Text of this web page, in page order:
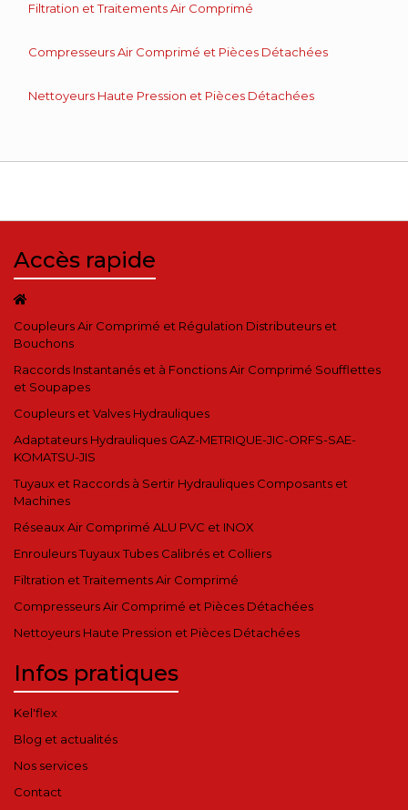
Filtration et Traitements Air Comprimé
Compresseurs Air Comprimé et Pièces Détachées
Nettoyeurs Haute Pression et Pièces Détachées
Accès rapide
Coupleurs Air Comprimé et Régulation Distributeurs et
Bouchons
Raccords Instantanés et à Fonctions Air Comprimé Soufflettes
et Soupapes
Coupleurs et Valves Hydrauliques
Adaptateurs Hydrauliques GAZ-METRIQUE-JIC-ORFS-SAE-
KOMATSU-JIS
Tuyaux et Raccords à Sertir Hydrauliques Composants et
Machines
Réseaux Air Comprimé ALU PVC et INOX
Enrouleurs Tuyaux Tubes Calibrés et Colliers
Filtration et Traitements Air Comprimé
Compresseurs Air Comprimé et Pièces Détachées
Nettoyeurs Haute Pression et Pièces Détachées
Infos pratiques
Kel'flex
Blog et actualités
Nos services
Contact